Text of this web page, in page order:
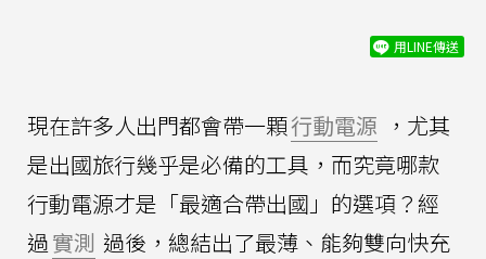
用LINE傳送
現在許多人出門都會帶一顆行動電源 ，尤其
是出國旅行幾乎是必備的工具，而究竟哪款
行動電源才是「最適合帶出國」的選項？經
過實測 過後，總結出了最薄、能夠雙向快充